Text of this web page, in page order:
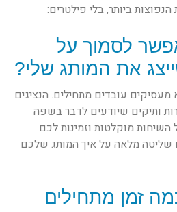
ביותר, בלי פילטרים:
אפשר לסמוך על
את המותג שלי?
מעסיקים עובדים מתחילים. הנציגים
ותיקים שיודעים לדבר בשפה
השיחות מוקלטות וזמינות לכם
שליטה מלאה על איך המותג שלכם
כמה זמן מתחילים